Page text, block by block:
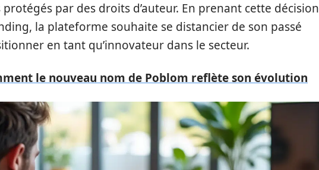
protégés par des droits d’auteur. En prenant cette décision
la plateforme souhaite se distancier de son passé
en tant qu’innovateur dans le secteur.
le nouveau nom de Poblom reflète son évolution